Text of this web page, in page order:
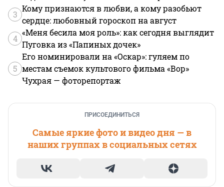
3
Кому признаются в любви, а кому разобьют
сердце: любовный гороскоп на август
4
«Меня бесила моя роль»: как сегодня выглядит
Пуговка из «Папиных дочек»
5
Его номинировали на «Оскар»: гуляем по
местам съемок культового фильма «Вор»
Чухрая — фоторепортаж
ПРИСОЕДИНИТЬСЯ
Самые яркие фото и видео дня — в
наших группах в социальных сетях